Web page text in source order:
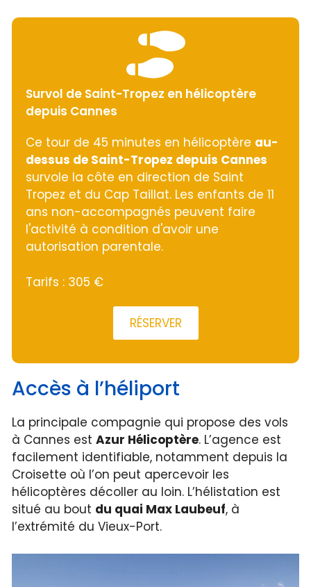
Survol de Saint-Tropez en hélicoptère
depuis Cannes
Ce tour de 45 minutes en hélicoptère au-
dessus de Saint-Tropez depuis Cannes
survole la côte en direction de Saint
Tropez et du Cap Taillat. Les enfants de 11
ans non-accompagnés peuvent faire
l'activité à condition d'avoir une
autorisation parentale.
Tarifs : 305 €
RÉSERVER
Accès à l’héliport
La principale compagnie qui propose des vols
à Cannes estAzur Hélicoptère. L’agence est
facilement identifiable, notamment depuis la
Croisette où l’on peut apercevoir les
hélicoptères décoller au loin. L’hélistation est
situé au bout du quai Max Laubeuf, à
l’extrémité du Vieux-Port.